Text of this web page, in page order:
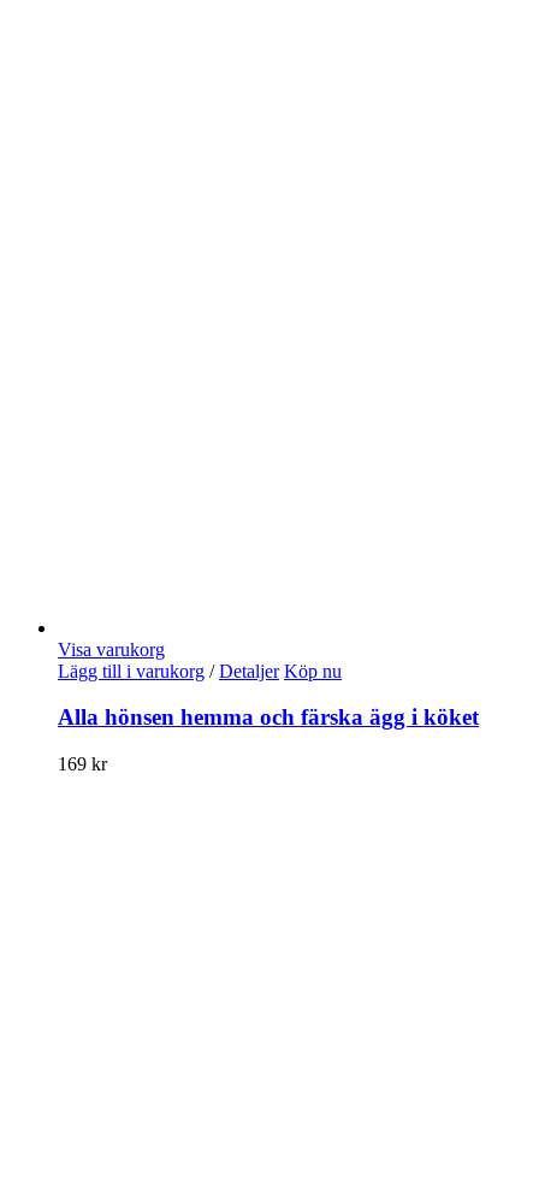
Visa varukorg
Lägg till i varukorg / Detaljer Köp nu
Alla hönsen hemma och färska ägg i köket
169 kr